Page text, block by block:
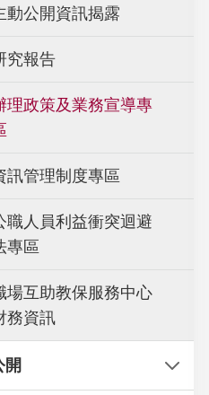
動公開資訊揭露
究報告
理政策及業務宣導專
訊管理制度專區
職人員利益衝突迴避
專區
場互助教保服務中心
務資訊
開